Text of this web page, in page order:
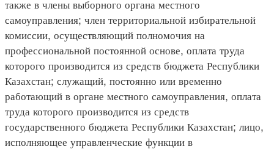
также в члены выборного органа местного
самоуправления; член территориальной избирательной
комиссии, осуществляющий полномочия на
профессиональной постоянной основе, оплата труда
которого производится из средств бюджета Республики
Казахстан; служащий, постоянно или временно
работающий в органе местного самоуправления, оплата
труда которого производится из средств
государственного бюджета Республики Казахстан; лицо,
исполняющее управленческие функции в